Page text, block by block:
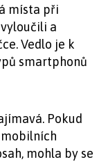
místa při
a
Vedlo je k
smartphonů
Pokud
mohla by se